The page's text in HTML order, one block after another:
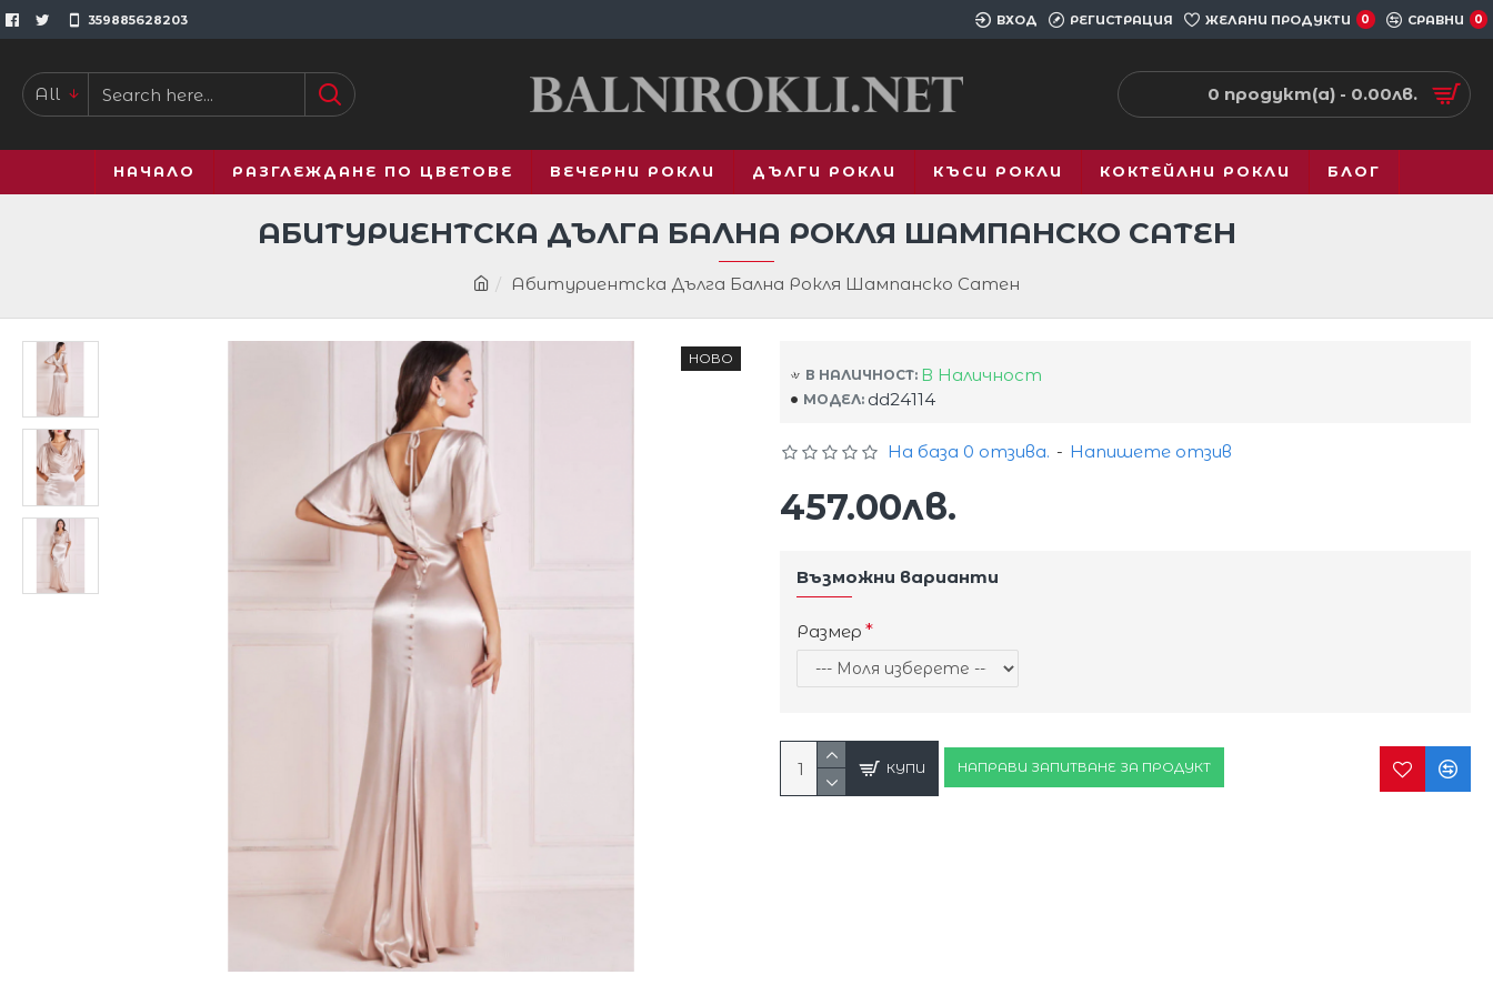
359885628203 ВХОД РЕГИСТРАЦИЯ ЖЕЛАНИ ПРОДУКТИ 0 СРАВНИ 0
All 0 продукт(а) - 0.00лв.
НАЧАЛО РАЗГЛЕЖДАНЕ ПО ЦВЕТОВЕ ВЕЧЕРНИ РОКЛИ ДЪЛГИ РОКЛИ КЪСИ РОКЛИ КОКТЕЙЛНИ РОКЛИ БЛОГ
Абитуриентска Дълга Бална Рокля Шампанско Сатен
АБИТУРИЕНТСКА ДЪЛГА БАЛНА РОКЛЯ ШАМПАНСКО САТЕН
НОВО
В НАЛИЧНОСТ: В Наличност
МОДЕЛ: dd24114
На база 0 отзива. - Напишете отзив
457.00лв.
Възможни варианти
Размер
КУПИ НАПРАВИ ЗАПИТВАНЕ ЗА ПРОДУКТ